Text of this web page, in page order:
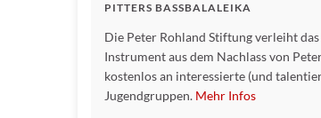
PITTERS BASSBALALEIKA
Die Peter Rohland Stiftung verleiht
Instrument aus dem Nachlass von
kostenlos an interessierte (und
Jugendgruppen. Mehr Infos